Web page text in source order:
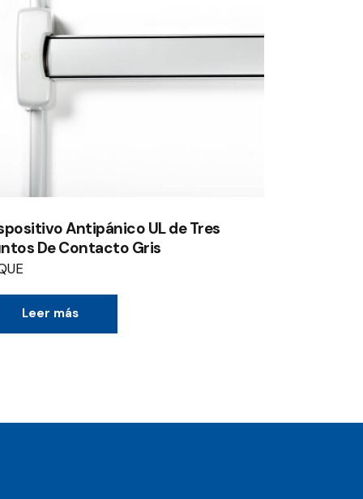
Antipánico UL de Tres
De Contacto Gris
Leer más